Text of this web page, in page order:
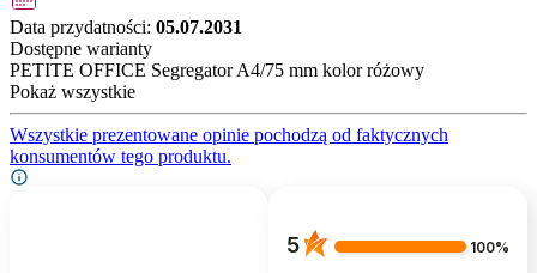
Data przydatności: 05.07.2031
Dostępne warianty
PETITE OFFICE Segregator A4/75 mm kolor różowy
Pokaż wszystkie
Wszystkie prezentowane opinie pochodzą od faktycznych
konsumentów tego produktu.
5 100%